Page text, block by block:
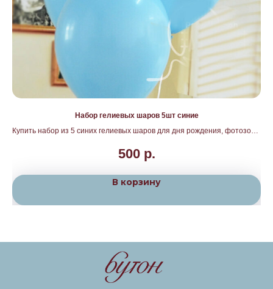
Набор гелиевых шаров 5шт синие
Купить набор из 5 синих гелиевых шаров для дня рождения, фотозоны
магазина «Бутон».
500 р.
В корзину